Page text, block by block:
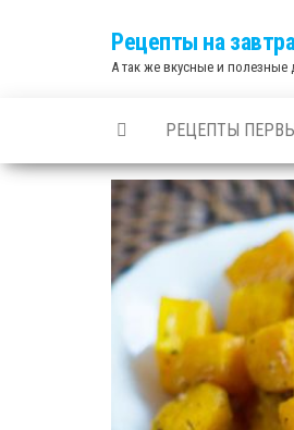
Рецепты на
А так же вкусные и полезные
РЕЦЕПТЫ